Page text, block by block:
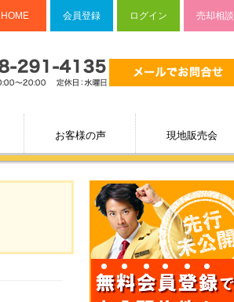
HOME 会員登録 ログイン 売却相談
お客様の声 現地販売会